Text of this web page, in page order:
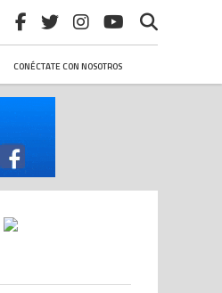
CONÉCTATE CON NOSOTROS